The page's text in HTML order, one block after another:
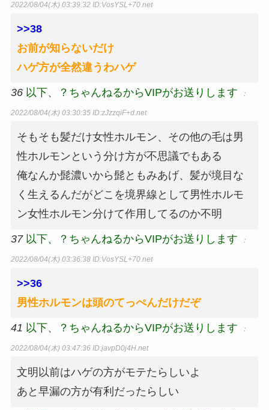
2022/08/04(木) 03:39:32 ID:VosYSL+70.net
>>38
お前が知らないだけ
ハゲ方が全然違うわハゲ
36 以下、？ちゃんねるからVIPがお送りします ：
2022/08/04(木) 03:30:35 ID:zJzzqiF+d.net
そもそも髪だけ女性ホルモン、その他の毛は男
性ホルモンという分け方が不思議でもある
俺なんか髭濃いから髭ともみあげ、髪が境目な
く生えるんだがどこを境界線として男性ホルモ
ン女性ホルモン分けて作用してるのか不明
37 以下、？ちゃんねるからVIPがお送りします ：
2022/08/04(木) 03:36:38 ID:VosYSL+70.net
>>36
男性ホルモンは頭のてっぺんだけだぞ
41 以下、？ちゃんねるからVIPがお送りします ：
2022/08/04(木) 03:47:36 ID:javpD0j4H.net
文明以前はハゲの方がモテたらしいよ
あと早漏の方が有利だったらしい